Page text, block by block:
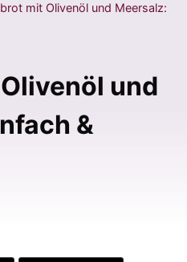
mit Olivenöl und Meersalz:
und
&